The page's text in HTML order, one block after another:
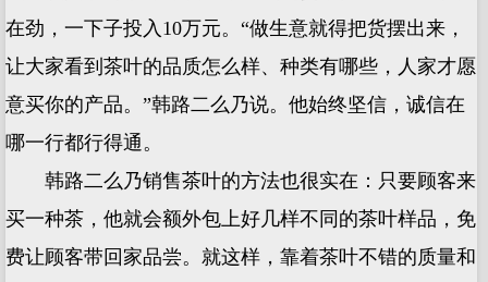
在劲，一下子投入10万元。“做生意就得把货摆出来，
让大家看到茶叶的品质怎么样、种类有哪些，人家才愿
意买你的产品。”韩路二么乃说。他始终坚信，诚信在
哪一行都行得通。
韩路二么乃销售茶叶的方法也很实在：只要顾客来
买一种茶，他就会额外包上好几样不同的茶叶样品，免
费让顾客带回家品尝。就这样，靠着茶叶不错的质量和